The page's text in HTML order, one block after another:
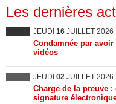
Les dernières
JEUDI 16 JUILLET 2026
Condamnée par
vidéos
JEUDI 02 JUILLET 2026
Charge de la preuve
signature